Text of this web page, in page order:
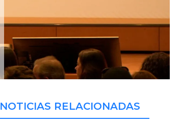
NOTICIAS RELACIONADAS